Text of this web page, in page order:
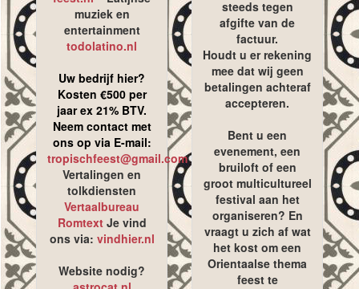
muziek en
entertainment
todolatino.nl
Uw bedrijf hier?
Kosten €500 per
jaar ex 21% BTV.
Neem contact met
ons op via E-mail:
tropischfeest@gmail.com
Vertalingen en
tolkdiensten
Vertaalbureau
RomtextJe vind
ons via: vindhier.nl
Website nodig?
steeds tegen
afgifte van de
factuur.
Houdt u er rekening
mee dat wij geen
betalingen achteraf
accepteren.
Bent u een
evenement, een
bruiloft of een
groot multicultureel
festival aan het
organiseren? En
vraagt u zich af wat
het kost om een
Orientaalse thema
feest te